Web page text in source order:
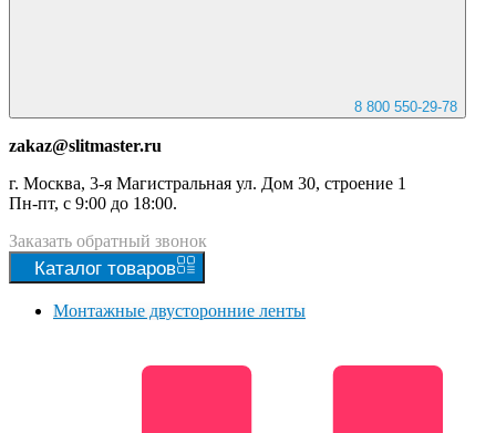
8 800 550-29-78
zakaz@slitmaster.ru
г. Москва, 3-я Магистральная ул. Дом 30, строение 1
Пн-пт, с 9:00 до 18:00.
Заказать обратный звонок
Каталог товаров
Монтажные двусторонние ленты